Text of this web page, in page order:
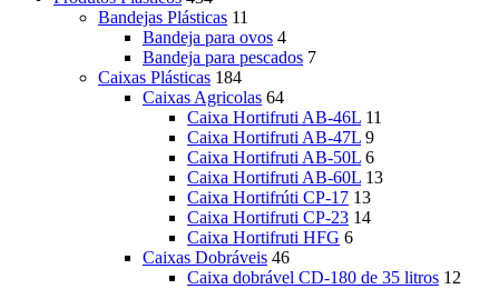
Bandejas Plásticas 11
Bandeja para ovos 4
Bandeja para pescados 7
Caixas Plásticas 184
Caixas Agricolas 64
Caixa Hortifruti AB-46L 11
Caixa Hortifruti AB-47L 9
Caixa Hortifruti AB-50L 6
Caixa Hortifruti AB-60L 13
Caixa Hortifrúti CP-17 13
Caixa Hortifruti CP-23 14
Caixa Hortifruti HFG 6
Caixas Dobráveis 46
Caixa dobrável CD-180 de 35 litros 12